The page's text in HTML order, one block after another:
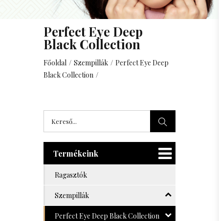
Perfect Eye Deep
Black Collection
Főoldal / Szempillák / Perfect Eye Deep
Black Collection /
Termékeink
Ragasztók
Szempillák
Perfect Eye Deep Black Collection